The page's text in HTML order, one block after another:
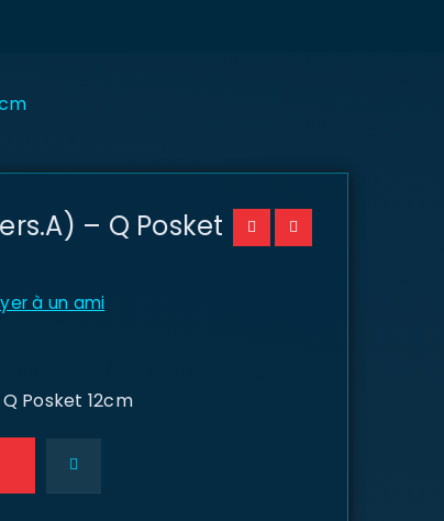
– Q Posket
à un ami
Posket 12cm